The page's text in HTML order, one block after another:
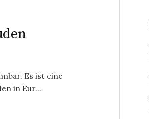
Es ist eine
in Eur...